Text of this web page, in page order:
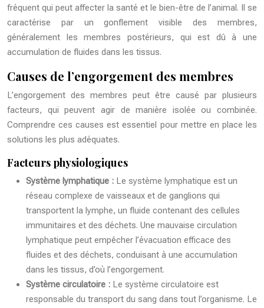
fréquent qui peut affecter la santé et le bien-être de l’animal. Il se
caractérise par un gonflement visible des membres,
généralement les membres postérieurs, qui est dû à une
accumulation de fluides dans les tissus.
Causes de l’engorgement des membres
L’engorgement des membres peut être causé par plusieurs
facteurs, qui peuvent agir de manière isolée ou combinée.
Comprendre ces causes est essentiel pour mettre en place les
solutions les plus adéquates.
Facteurs physiologiques
Système lymphatique : Le système lymphatique est un
réseau complexe de vaisseaux et de ganglions qui
transportent la lymphe, un fluide contenant des cellules
immunitaires et des déchets. Une mauvaise circulation
lymphatique peut empêcher l’évacuation efficace des
fluides et des déchets, conduisant à une accumulation
dans les tissus, d’où l’engorgement.
Système circulatoire : Le système circulatoire est
responsable du transport du sang dans tout l’organisme. Le